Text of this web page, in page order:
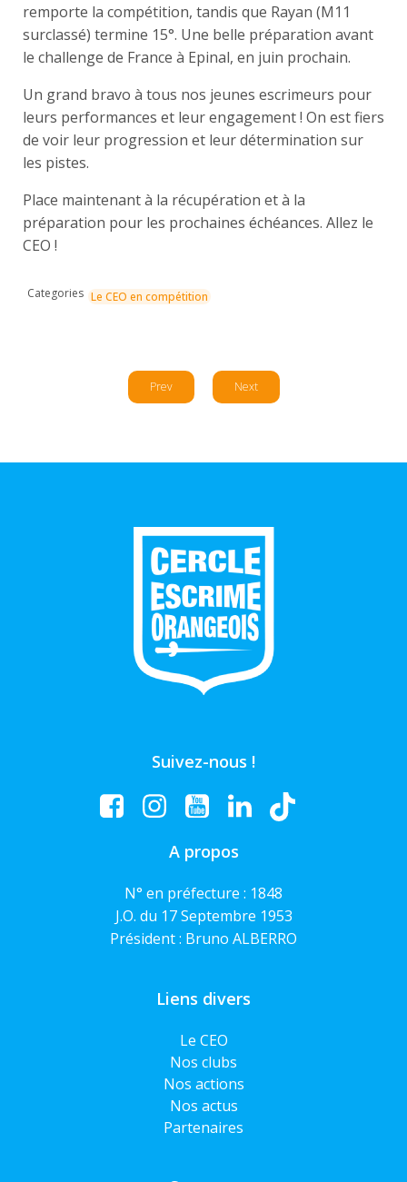
remporte la compétition, tandis que Rayan (M11
surclassé) termine 15°. Une belle préparation avant
le challenge de France à Epinal, en juin prochain.
Un grand bravo à tous nos jeunes escrimeurs pour
leurs performances et leur engagement ! On est fiers
de voir leur progression et leur détermination sur
les pistes.
Place maintenant à la récupération et à la
préparation pour les prochaines échéances. Allez le
CEO !
Categories Le CEO en compétition
Prev Next
Suivez-nous !
A propos
N° en préfecture : 1848
J.O. du 17 Septembre 1953
Président : Bruno ALBERRO
Liens divers
Le CEO
Nos clubs
Nos actions
Nos actus
Partenaires